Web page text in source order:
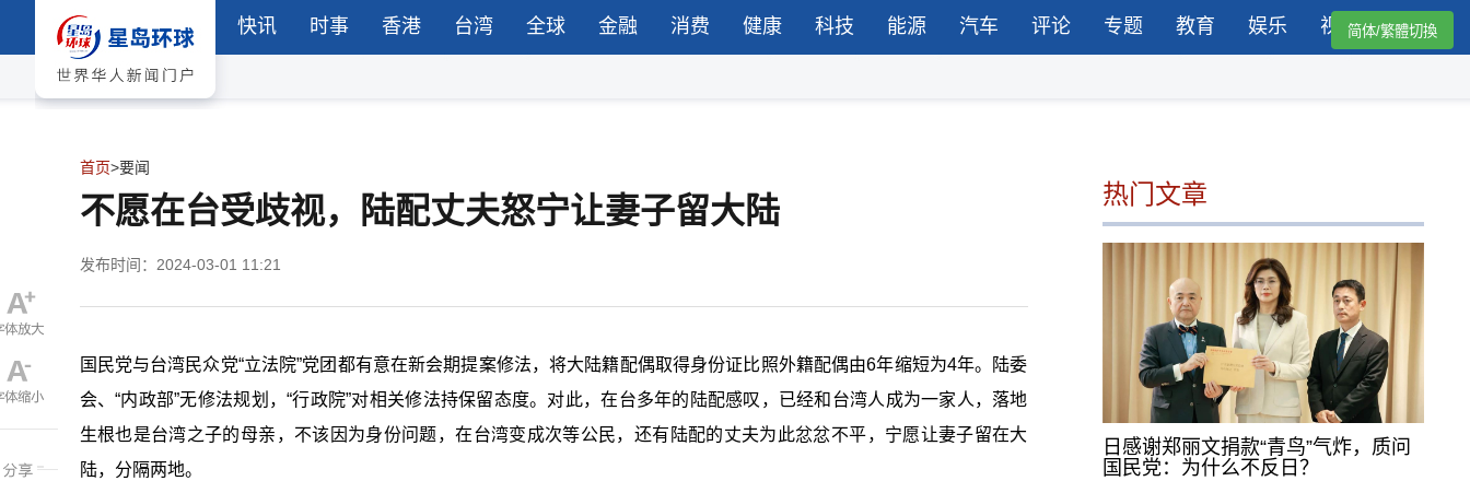
快讯 时事 香港 台湾 全球 金融 消费 健康 科技 能源 汽车 评论 专题 教育 娱乐 视频简体/繁體切換
首页>要闻
不愿在台受歧视，陆配丈夫怒宁让妻子留大陆
发布时间：2024-03-01 11:21
国民党与台湾民众党“立法院”党团都有意在新会期提案修法，将大陆籍配偶取得身份证比照外籍配偶由6年缩短为4年。陆委
会、“内政部”无修法规划，“行政院”对相关修法持保留态度。对此，在台多年的陆配感叹，已经和台湾人成为一家人，落地
生根也是台湾之子的母亲，不该因为身份问题，在台湾变成次等公民，还有陆配的丈夫为此忿忿不平，宁愿让妻子留在大
陆，分隔两地。
热门文章
日感谢郑丽文捐款“青鸟”气炸，质问
国民党：为什么不反日？